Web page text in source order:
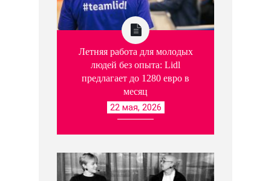
Летняя работа для молодых
людей без опыта: Lidl
предлагает до 1280 евро в
месяц
22 мая, 2026